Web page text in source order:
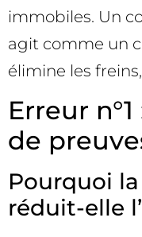
immobiles. Un
agit comme un
élimine les
Erreur
de
Pourquoi
réduit-elle